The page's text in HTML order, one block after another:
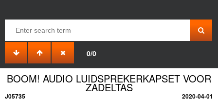
0/0
BOOM! AUDIO LUIDSPREKERKAPSET VOOR
ZADELTAS
J05735 2020-04-01